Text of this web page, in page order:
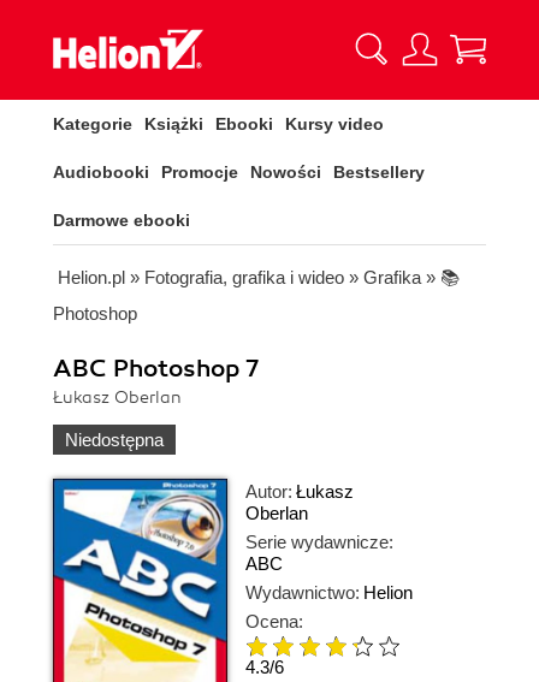
Kategorie Książki Ebooki Kursy video
Audiobooki Promocje Nowości Bestsellery
Darmowe ebooki
Helion.pl » Fotografia, grafika i wideo » Grafika » 📚
Photoshop
ABC Photoshop 7
Łukasz Oberlan
Niedostępna
Autor: Łukasz
Oberlan
Serie wydawnicze:
ABC
Wydawnictwo: Helion
Ocena:
4.3/6